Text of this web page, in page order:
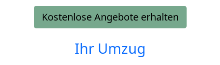
Kostenlose Angebote erhalten
Ihr Umzug